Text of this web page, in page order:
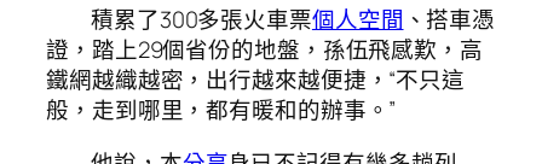
積累了300多張火車票個人空間 、搭車憑
證，踏上29個省份的地盤，孫伍飛感歎，高
鐵網越織越密，出行越來越便捷，“不只這
般，走到哪里，都有暖和的辦事。”